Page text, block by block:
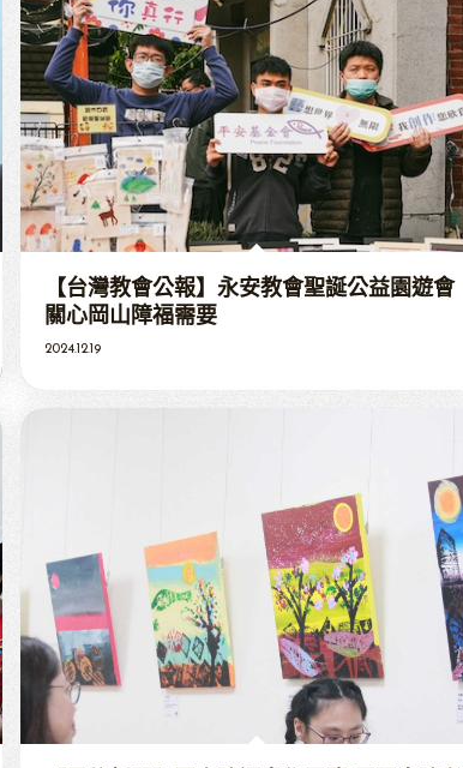
【台灣教會公報】永安教會聖誕公益園遊會
關心岡山障福需要
2024.12.19